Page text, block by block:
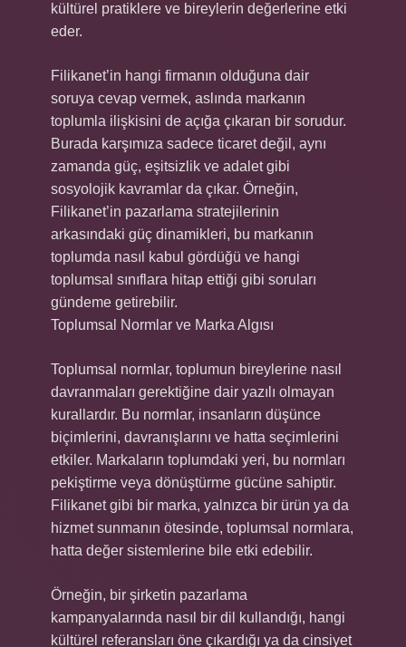
kültürel pratiklere ve bireylerin değerlerine etki
eder.
Filikanet’in hangi firmanın olduğuna dair
soruya cevap vermek, aslında markanın
toplumla ilişkisini de açığa çıkaran bir sorudur.
Burada karşımıza sadece ticaret değil, aynı
zamanda güç, eşitsizlik ve adalet gibi
sosyolojik kavramlar da çıkar. Örneğin,
Filikanet’in pazarlama stratejilerinin
arkasındaki güç dinamikleri, bu markanın
toplumda nasıl kabul gördüğü ve hangi
toplumsal sınıflara hitap ettiği gibi soruları
gündeme getirebilir.
Toplumsal Normlar ve Marka Algısı
Toplumsal normlar, toplumun bireylerine nasıl
davranmaları gerektiğine dair yazılı olmayan
kurallardır. Bu normlar, insanların düşünce
biçimlerini, davranışlarını ve hatta seçimlerini
etkiler. Markaların toplumdaki yeri, bu normları
pekiştirme veya dönüştürme gücüne sahiptir.
Filikanet gibi bir marka, yalnızca bir ürün ya da
hizmet sunmanın ötesinde, toplumsal normlara,
hatta değer sistemlerine bile etki edebilir.
Örneğin, bir şirketin pazarlama
kampanyalarında nasıl bir dil kullandığı, hangi
kültürel referansları öne çıkardığı ya da cinsiyet